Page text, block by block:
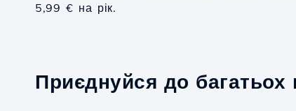
5,99 € на рік.
Приєднуйся до багатьох